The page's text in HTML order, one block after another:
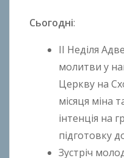
Сьогодні:
ІІ Неділя
молитви у
Церкву на
місяця міна
інтенція на
підготовку
Зустріч